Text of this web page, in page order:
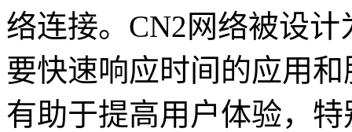
络连接。CN2网络被设
要快速响应时间的应用
有助于提高用户体验，